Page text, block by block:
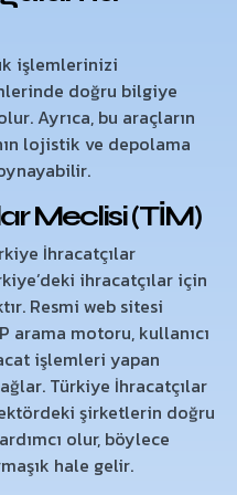
işlemlerinizi
doğru bilgiye
Ayrıca, bu araçların
lojistik ve depolama
Meclisi (TİM)
İhracatçılar
ihracatçılar için
Resmi web sitesi
arama motoru, kullanıcı
işlemleri yapan
Türkiye İhracatçılar
şirketlerin doğru
olur, böylece
hale gelir.